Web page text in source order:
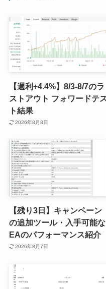
【週利+4.4%】8/3-8/7のラ
ストアウト フォワードテ
ト結果
2026年8月8日
【残り3日】キャンペーン
の追加ツール・入手可能な
EAのパフォーマンス紹介
2026年8月7日